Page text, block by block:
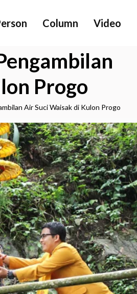
Column Video
Progo
Air Suci Waisak di Kulon Progo